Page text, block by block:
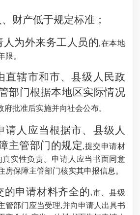
、财产低于规定标准；
人为外来务工人员的,在本地
限。
直辖市和市、县级人民政
部门根据本地区实际情况
府批准后实施并向社会公布。
人应当根据市、县级人
主管部门的规定,提交申请材
实性负责。申请人应当书面同意
房保障主管部门核实其申报信息。
的申请材料齐全的,市、县级
管部门应当受理,并向申请人出具书